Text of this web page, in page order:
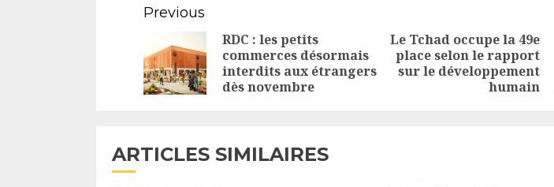
Continue
Reading
Previous
Previous
post:
RDC : les petits
commerces désormais
interdits aux étrangers
dès novembre
Next
post:
Le Tchad occupe la 49e
place selon le rapport
sur le développement
humain
ARTICLES SIMILAIRES